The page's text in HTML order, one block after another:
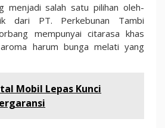
menjadi salah satu pilihan oleh-
dari PT. Perkebunan Tambi
mempunyai citarasa khas
harum bunga melati yang
Mobil Lepas Kunci